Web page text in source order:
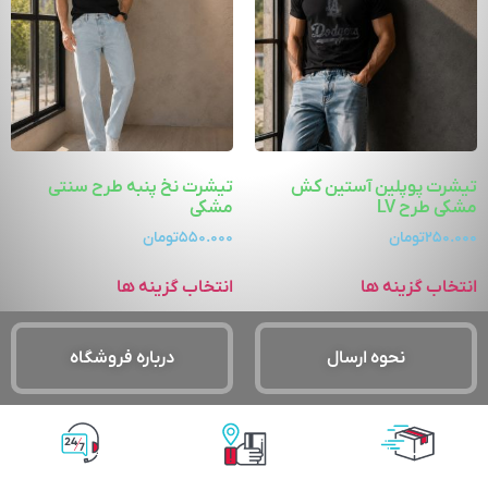
تیشرت پوپلین آستین کش
مشکی طرح LV
۲۵۰.۰۰۰تومان
انتخاب گزینه ها
تیشرت نخ پنبه طرح سنتی
مشکی
۵۵۰.۰۰۰تومان
انتخاب گزینه ها
نحوه ارسال درباره فروشگاه